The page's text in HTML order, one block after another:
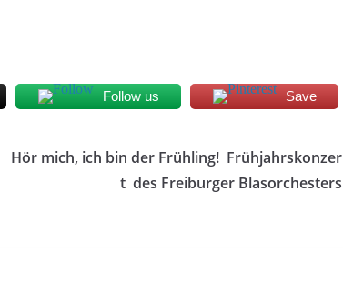
Follow us Save
Hör mich, ich bin der Frühling! Frühjahrskonzer
t des Freiburger Blasorchesters